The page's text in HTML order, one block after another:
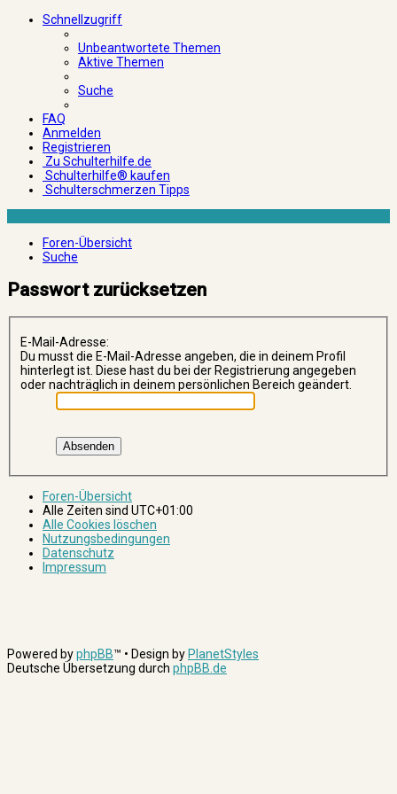
Schnellzugriff
Unbeantwortete Themen
Aktive Themen
Suche
FAQ
Anmelden
Registrieren
Zu Schulterhilfe.de
Schulterhilfe® kaufen
Schulterschmerzen Tipps
Foren-Übersicht
Suche
Passwort zurücksetzen
E-Mail-Adresse:
Du musst die E-Mail-Adresse angeben, die in deinem Profil
hinterlegt ist. Diese hast du bei der Registrierung angegeben
oder nachträglich in deinem persönlichen Bereich geändert.
Foren-Übersicht
Alle Zeiten sind UTC+01:00
Alle Cookies löschen
Nutzungsbedingungen
Datenschutz
Impressum
Powered byphpBB™ • Design by PlanetStyles
Deutsche Übersetzung durch phpBB.de